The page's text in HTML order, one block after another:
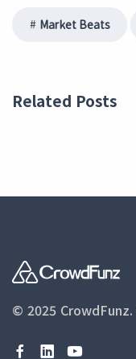
Market Beats
Related Posts
© 2025 CrowdFunz.